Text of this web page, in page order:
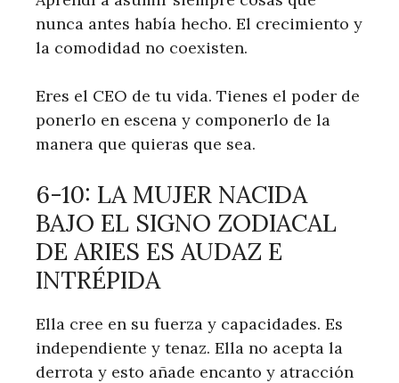
nunca antes había hecho. El crecimiento y
la comodidad no coexisten.
Eres el CEO de tu vida. Tienes el poder de
ponerlo en escena y componerlo de la
manera que quieras que sea.
6-10: LA MUJER NACIDA
BAJO EL SIGNO ZODIACAL
DE ARIES ES AUDAZ E
INTRÉPIDA
Ella cree en su fuerza y ​​capacidades. Es
independiente y tenaz. Ella no acepta la
derrota y esto añade encanto y atracción